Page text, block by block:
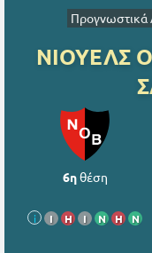
Προγνωστικά
ΝΙΟΥΕΛΣ
6ηθέση
i Ι Η Ι Ν Η Ν